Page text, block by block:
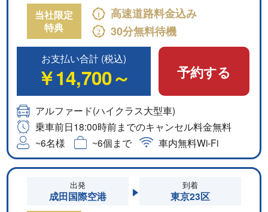
当社限定
特典
高速道路料金込み
30分無料待機
お支払い合計 (税込)
￥14,700～ 予約する
アルファード(ハイクラス大型車)
乗車前日18:00時前までのキャンセル料金無料
~6名様
~6個まで 車内無料Wi-Fi
出発
成田国際空港
到着
東京23区